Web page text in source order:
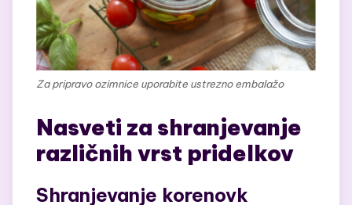
Za pripravo ozimnice uporabite ustrezno embalažo
Nasveti za shranjevanje
različnih vrst pridelkov
Shranjevanje korenovk